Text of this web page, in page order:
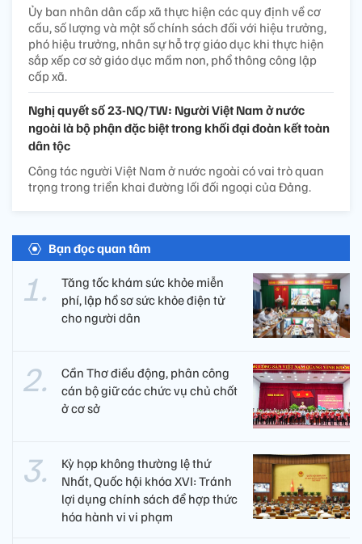
Ủy ban nhân dân cấp xã thực hiện các quy định về cơ
cấu, số lượng và một số chính sách đối với hiệu trưởng,
phó hiệu trưởng, nhân sự hỗ trợ giáo dục khi thực hiện
sắp xếp cơ sở giáo dục mầm non, phổ thông công lập
cấp xã.
Nghị quyết số 23-NQ/TW: Người Việt Nam ở nước
ngoài là bộ phận đặc biệt trong khối đại đoàn kết toàn
dân tộc
Công tác người Việt Nam ở nước ngoài có vai trò quan
trọng trong triển khai đường lối đối ngoại của Đảng.
Bạn đọc quan tâm
Tăng tốc khám sức khỏe miễn
phí, lập hồ sơ sức khỏe điện tử
cho người dân
Cần Thơ điều động, phân công
cán bộ giữ các chức vụ chủ chốt
ở cơ sở
Kỳ họp không thường lệ thứ
Nhất, Quốc hội khóa XVI: Tránh
lợi dụng chính sách để hợp thức
hóa hành vi vi phạm